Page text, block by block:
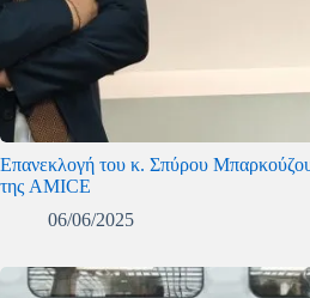
Επανεκλογή του κ. Σπύρου
της AMICE
06/06/2025